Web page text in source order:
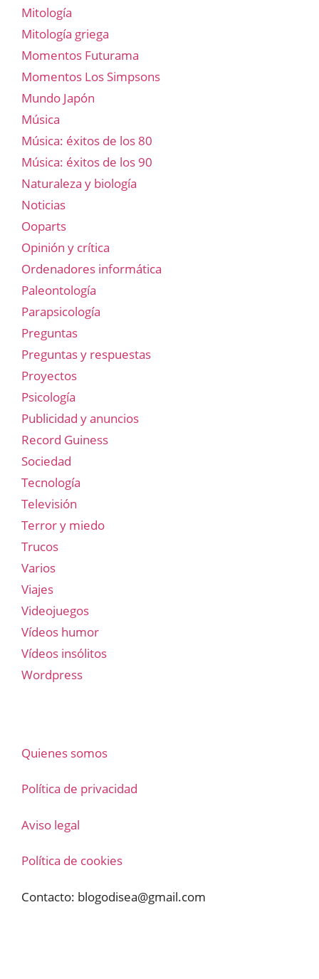
Mitología
Mitología griega
Momentos Futurama
Momentos Los Simpsons
Mundo Japón
Música
Música: éxitos de los 80
Música: éxitos de los 90
Naturaleza y biología
Noticias
Ooparts
Opinión y crítica
Ordenadores informática
Paleontología
Parapsicología
Preguntas
Preguntas y respuestas
Proyectos
Psicología
Publicidad y anuncios
Record Guiness
Sociedad
Tecnología
Televisión
Terror y miedo
Trucos
Varios
Viajes
Videojuegos
Vídeos humor
Vídeos insólitos
Wordpress
Quienes somos
Política de privacidad
Aviso legal
Política de cookies
Contacto: blogodisea@gmail.com